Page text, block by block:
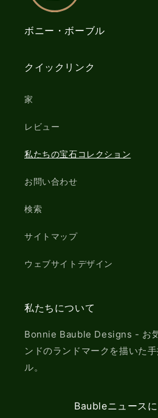
ボニー・ボーブル
クイックリンク
家
レビュー
私たちの宝石コレクション
お問い合わせ
検索
サイトマップ
ウェブサイトデザイン
私たちについて
Bonnie Bauble Designs - お
ンドのランドマークを描いた
ル。
Baubleニュース